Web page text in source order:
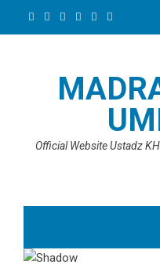
Official Website Ustadz